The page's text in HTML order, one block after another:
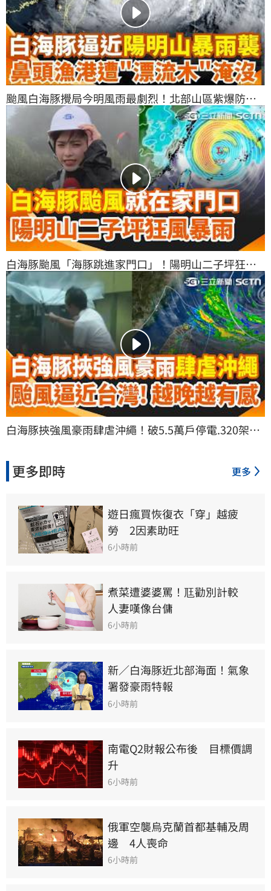
颱風白海豚攪局今明風雨最劇烈！北部山區紫爆防豪
雨 鼻頭漁港慘被淹沒｜三立新聞網 SETN.com
白海豚颱風「海豚跳進家門口」！陽明山二子坪狂風
暴雨 能見度低遊客防颱提早下山 外圍環流甩雨！西南
風週一接力 南台灣雨勢增｜三立新聞網 SETN.com
白海豚挾強風豪雨肆虐沖繩！破5.5萬戶停電.320架航
轟到南｜三立新聞網 SETN.com
更多即時 更多
遊日瘋買恢復衣「穿」越疲
勞　2因素助旺
6小時前
煮菜遭婆婆罵！尫勸別計較
人妻嘆像台傭
6小時前
新／白海豚近北部海面！氣象
署發豪雨特報
6小時前
南電Q2財報公布後　目標價調
升
6小時前
俄軍空襲烏克蘭首都基輔及周
邊　4人喪命
6小時前